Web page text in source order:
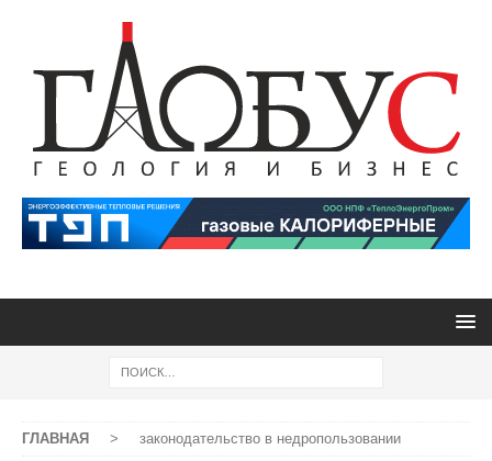
ГЛАВНАЯ > законодательство в недропользовании